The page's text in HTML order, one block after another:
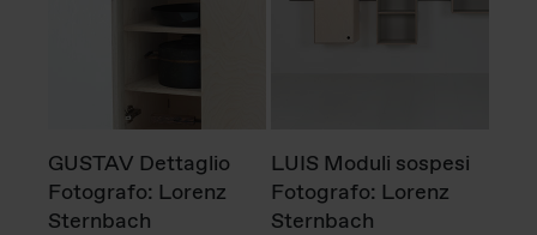
GUSTAV Dettaglio
Fotografo: Lorenz
Sternbach
LUIS Moduli sospesi
Fotografo: Lorenz
Sternbach